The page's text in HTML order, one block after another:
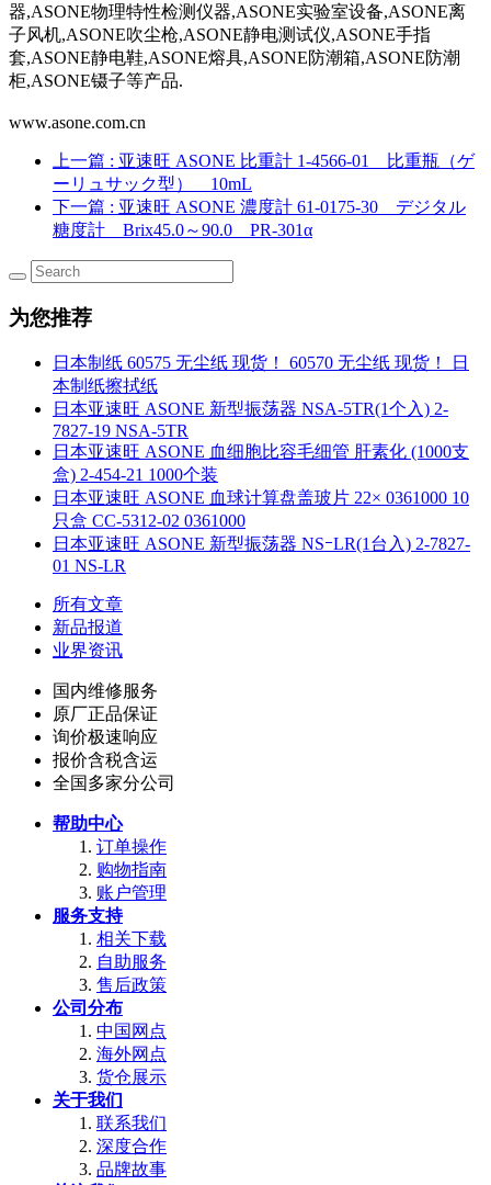
器,ASONE物理特性检测仪器,ASONE实验室设备,ASONE离
子风机,ASONE吹尘枪,ASONE静电测试仪,ASONE手指
套,ASONE静电鞋,ASONE熔具,ASONE防潮箱,ASONE防潮
柜,ASONE镊子等产品.
www.asone.com.cn
上一篇 : 亚速旺 ASONE 比重計 1-4566-01 比重瓶（ゲ
ーリュサック型） 10mL
下一篇 : 亚速旺 ASONE 濃度計 61-0175-30 デジタル
糖度計 Brix45.0～90.0 PR-301α
为您推荐
日本制纸 60575 无尘纸 现货！ 60570 无尘纸 现货！ 日
本制纸擦拭纸
日本亚速旺 ASONE 新型振荡器 NSA-5TR(1个入) 2-
7827-19 NSA-5TR
日本亚速旺 ASONE 血细胞比容毛细管 肝素化 (1000支
盒) 2-454-21 1000个装
日本亚速旺 ASONE 血球计算盘盖玻片 22× 0361000 10
只盒 CC-5312-02 0361000
日本亚速旺 ASONE 新型振荡器 NSｰLR(1台入) 2-7827-
01 NS-LR
所有文章
新品报道
业界资讯
国内维修服务
原厂正品保证
询价极速响应
报价含税含运
全国多家分公司
帮助中心
订单操作
购物指南
账户管理
服务支持
相关下载
自助服务
售后政策
公司分布
中国网点
海外网点
货仓展示
关于我们
联系我们
深度合作
品牌故事